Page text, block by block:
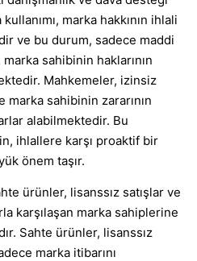
marka hakkının ihlali
ve bu durum, sadece maddi
marka sahibinin haklarının
Mahkemeler, izinsiz
marka sahibinin zararının
alabilmektedir. Bu
ihlallere karşı proaktif bir
önem taşır.
ürünler, lisanssız satışlar ve
karşılaşan marka sahiplerine
Sahte ürünler, lisanssız
marka itibarını